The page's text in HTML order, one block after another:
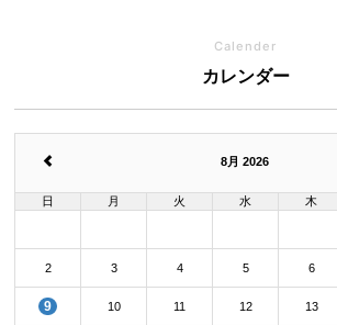
Calender
カレンダー
8月 2026
日 月 火 水 木
2 3 4 5 6
9 10 11 12 13